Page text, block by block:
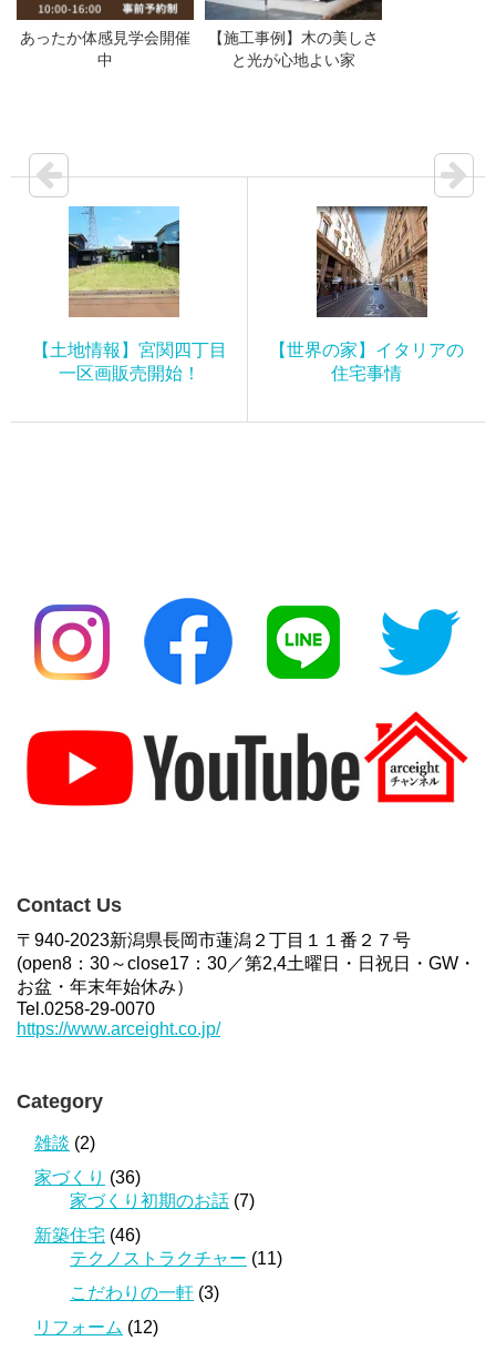
あったか体感見学会開催
中
【施工事例】木の美しさ
と光が心地よい家
【土地情報】宮関四丁目
一区画販売開始！
【世界の家】イタリアの
住宅事情
Contact Us
〒940-2023新潟県長岡市蓮潟２丁目１１番２７号
(open8：30～close17：30／第2,4土曜日・日祝日・GW・
お盆・年末年始休み）
Tel.0258-29-0070
https://www.arceight.co.jp/
Category
雑談 (2)
家づくり (36)
家づくり初期のお話 (7)
新築住宅 (46)
テクノストラクチャー (11)
こだわりの一軒 (3)
リフォーム (12)